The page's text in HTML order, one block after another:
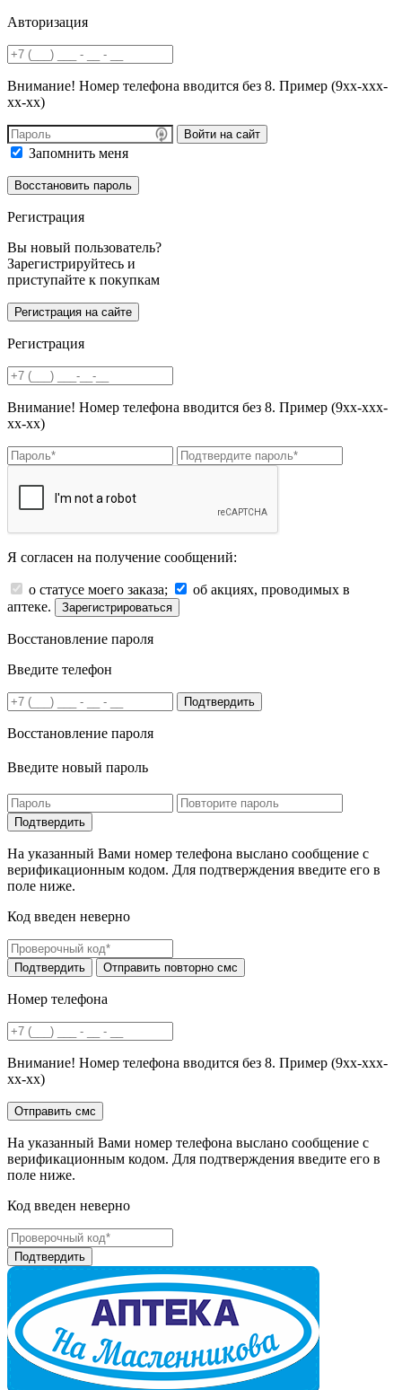
Авторизация
Внимание! Номер телефона вводится без 8. Пример (9хх-ххх-
хх-хх)
Войти на сайт
Запомнить меня
Регистрация
Вы новый пользователь?
Зарегистрируйтесь и
приступайте к покупкам
Регистрация
Внимание! Номер телефона вводится без 8. Пример (9хх-ххх-
хх-хх)
Я согласен на получение сообщений:
о статусе моего заказа;
об акциях, проводимых в
аптеке.
Зарегистрироваться
Восстановление пароля
Введите телефон
Подтвердить
Восстановление пароля
Введите новый пароль
На указанный Вами номер телефона выслано сообщение с
верификационным кодом. Для подтверждения введите его в
поле ниже.
Код введен неверно
Номер телефона
Внимание! Номер телефона вводится без 8. Пример (9хх-ххх-
хх-хх)
На указанный Вами номер телефона выслано сообщение с
верификационным кодом. Для подтверждения введите его в
поле ниже.
Код введен неверно